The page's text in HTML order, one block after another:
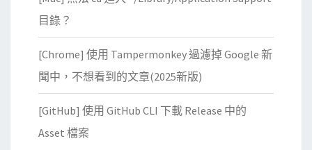
目錄？
[Chrome] 使用 Tampermonkey 過濾掉 Google 新
聞中，不想看到的文章(2025新版)
[GitHub] 使用 GitHub CLI 下載 Release 中的
Asset 檔案